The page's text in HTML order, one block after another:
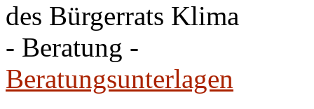
des Bürgerrats Klima
- Beratung -
Beratungsunterlagen